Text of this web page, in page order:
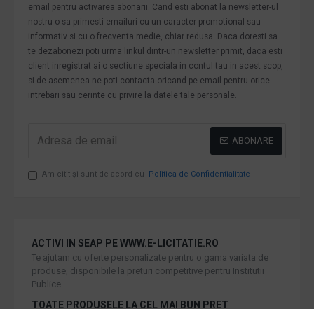
email pentru activarea abonarii. Cand esti abonat la newsletter-ul
nostru o sa primesti emailuri cu un caracter promotional sau
informativ si cu o frecventa medie, chiar redusa. Daca doresti sa
te dezabonezi poti urma linkul dintr-un newsletter primit, daca esti
client inregistrat ai o sectiune speciala in contul tau in acest scop,
si de asemenea ne poti contacta oricand pe email pentru orice
intrebari sau cerinte cu privire la datele tale personale.
ABONARE
Am citit şi sunt de acord cu Politica de Confidentialitate
ACTIVI IN SEAP PE WWW.E-LICITATIE.RO
Te ajutam cu oferte personalizate pentru o gama variata de
produse, disponibile la preturi competitive pentru Institutii
Publice.
TOATE PRODUSELE LA CEL MAI BUN PRET